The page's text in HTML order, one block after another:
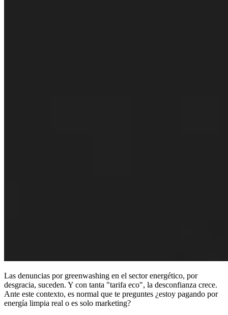
Las denuncias por greenwashing en el sector energético, por
desgracia, suceden. Y con tanta "tarifa eco", la desconfianza crece.
Ante este contexto, es normal que te preguntes ¿estoy pagando por
energía limpia real o es solo marketing?